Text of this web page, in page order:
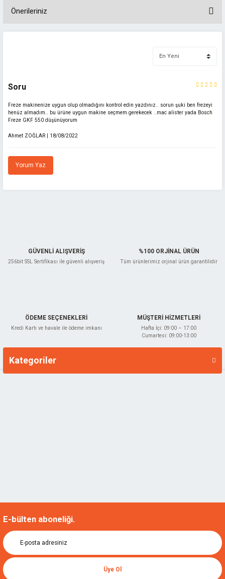
Önerileriniz
Ürün resmi kalitesiz, bozuk veya görüntülenemiyor.
Ürün açıklamasında eksik bilgiler bulunuyor.
Ürün bilgilerinde hatalar bulunuyor.
Ürün fiyatı diğer sitelerden daha pahalı.
Soru
Freze makinenize uygun olup olmadığını kontrol edin yazdınız.. sorun şuki ben frezeyi
henüz almadım.. bu ürüne uygun makine seçmem gerekecek ..mac alister yada Bosch
Freze GKF 550 düşünüyorum
Ahmet ZOĞLAR | 18/08/2022
Yorum Yaz
GÜVENLİ ALIŞVERİŞ
256bit SSL Sertifikası ile güvenli alışveriş
%100 ORJİNAL ÜRÜN
Tüm ürünlerimiz orjinal ürün garantilidir
ÖDEME SEÇENEKLERİ
Kredi Kartı ve havale ile ödeme imkanı
MÜŞTERİ HİZMETLERİ
Hafta İçi: 09:00 – 17:00
Cumartesi: 09:00-13:00
Kategoriler
Markalar
E-bülten aboneliği.
Üye Ol